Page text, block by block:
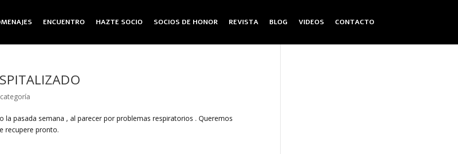
ENCUENTRO HAZTE SOCIO SOCIOS DE HONOR REVISTA BLOG VIDEOS CONTACTO
pasada semana , al parecer por problemas respiratorios . Queremos
recupere pronto.